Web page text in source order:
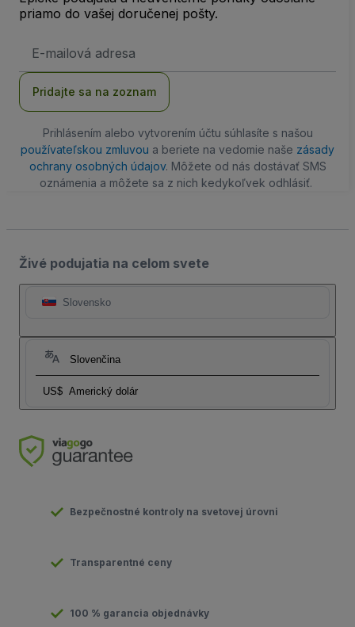
priamo do vašej doručenej pošty.
mailová
Pridajte sa na zoznam
Prihlásením alebo vytvorením účtu súhlasíte s našou
používateľskou zmluvou a beriete na vedomie naše zásady
ochrany osobných údajov. Môžete od nás dostávať SMS
oznámenia a môžete sa z nich kedykoľvek odhlásiť.
Živé podujatia na celom svete
Slovensko
Slovenčina
US$ Americký dolár
Bezpečnostné kontroly na svetovej úrovni
Transparentné ceny
100 % garancia objednávky